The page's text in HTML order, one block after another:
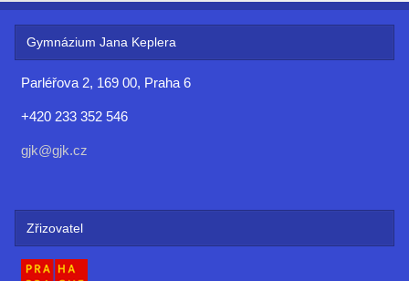
Gymnázium Jana Keplera
Parléřova 2, 169 00, Praha 6
+420 233 352 546
gjk@gjk.cz
Zřizovatel